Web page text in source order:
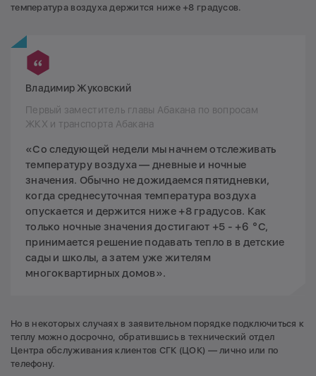
температура воздуха держится ниже +8 градусов.
Владимир Жуковский
Первый заместитель главы Абакана по вопросам
ЖКХ и транспорта Абакана
«Со следующей недели мы начнем отслеживать
температуру воздуха — дневные и ночные
значения. Обычно не дожидаемся пятидневки,
когда среднесуточная температура воздуха
опускается и держится ниже +8 градусов. Как
только ночные значения достигают +5 - +6 °C,
принимается решение подавать тепло в в детские
сады и школы, а затем уже жителям
многоквартирных домов».
Но в некоторых случаях в заявительном порядке подключиться к
теплу можно досрочно, обратившись в технический отдел
Центра обслуживания клиентов СГК (ЦОК) — лично или по
телефону.